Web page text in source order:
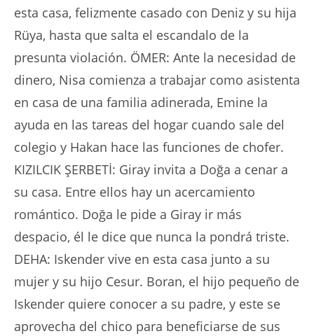
esta casa, felizmente casado con Deniz y su hija
Rüya, hasta que salta el escandalo de la
presunta violación. ÖMER: Ante la necesidad de
dinero, Nisa comienza a trabajar como asistenta
en casa de una familia adinerada, Emine la
ayuda en las tareas del hogar cuando sale del
colegio y Hakan hace las funciones de chofer.
KIZILCIK ŞERBETİ: Giray invita a Doğa a cenar a
su casa. Entre ellos hay un acercamiento
romántico. Doğa le pide a Giray ir más
despacio, él le dice que nunca la pondrá triste.
DEHA: Iskender vive en esta casa junto a su
mujer y su hijo Cesur. Boran, el hijo pequeño de
Iskender quiere conocer a su padre, y este se
aprovecha del chico para beneficiarse de sus